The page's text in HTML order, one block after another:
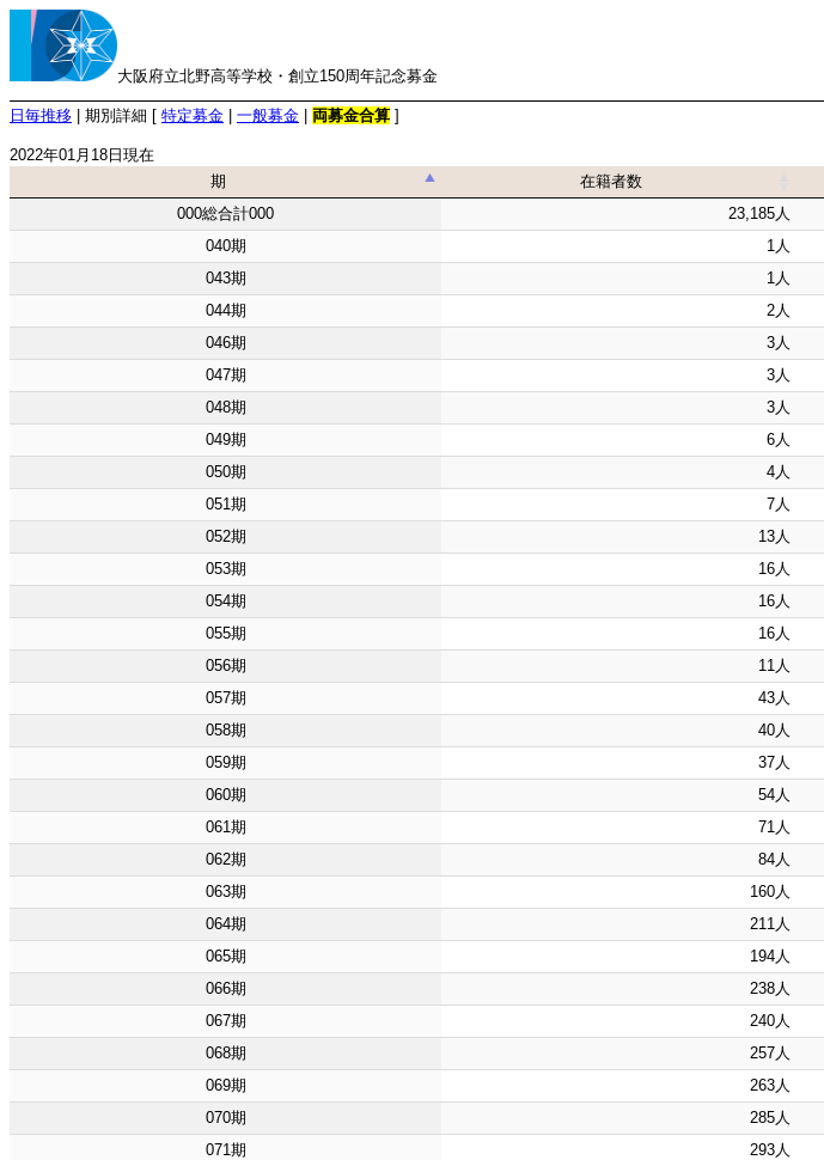
大阪府立北野高等学校・創立150周年記念募金
日毎推移 | 期別詳細 [ 特定募金 一般募金 両募金合算 ]
2022年01月18日現在
期
在籍者数
期
000総合計000 23,185人
040期
1人
043期
1人
044期
2人
046期
3人
047期
3人
048期
3人
049期
6人
050期
4人
051期
7人
052期
13人
053期
16人
054期
16人
055期
16人
056期
11人
057期
43人
058期
40人
059期
37人
060期
54人
061期
71人
062期
84人
063期
160人
064期
211人
065期
194人
066期
238人
067期
240人
068期
257人
069期
263人
070期
285人
071期
293人